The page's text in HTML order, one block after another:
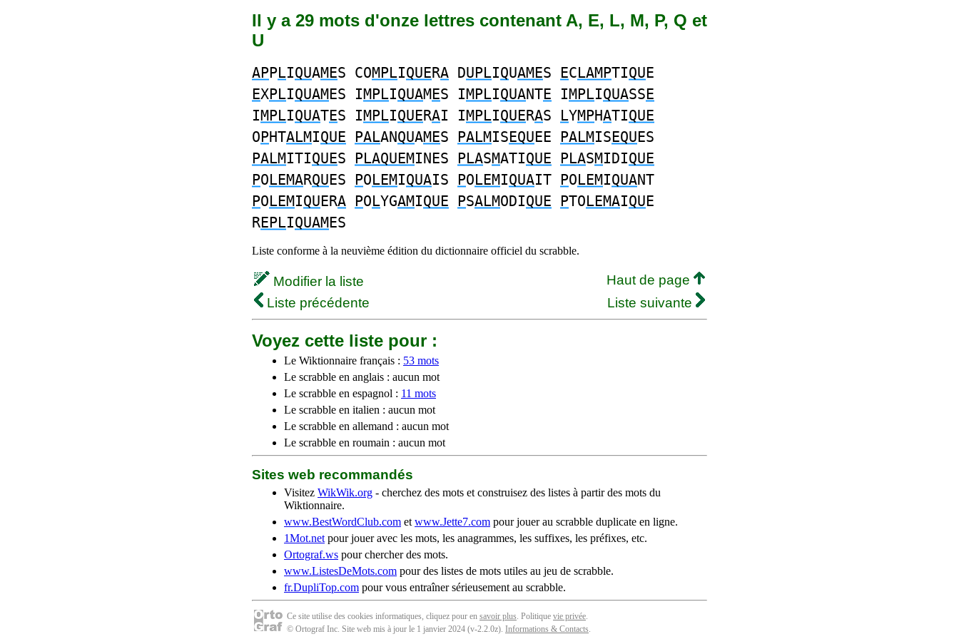
Il y a 29 mots d'onze lettres contenant A, E, L, M, P, Q et
U
APPLIQUAMES COMPLIQUERA DUPLIQUAMES ECLAMPTIQUE
EXPLIQUAMES IMPLIQUAMES IMPLIQUANTE IMPLIQUASSE
IMPLIQUATES IMPLIQUERAI IMPLIQUERAS LYMPHATIQUE
OPHTALMIQUE PALANQUAMES PALMISEQUEE PALMISEQUES
PALMITIQUES PLAQUEMINES PLASMATIQUE PLASMIDIQUE
POLEMARQUES POLEMIQUAIS POLEMIQUAIT POLEMIQUANT
POLEMIQUERA POLYGAMIQUE PSALMODIQUE PTOLEMAIQUE
REPLIQUAMES
Liste conforme à la neuvième édition du dictionnaire officiel du scrabble.
Modifier la liste
Haut de page
Liste précédente
Liste suivante
Voyez cette liste pour :
Le Wiktionnaire français : 53 mots
Le scrabble en anglais : aucun mot
Le scrabble en espagnol : 11 mots
Le scrabble en italien : aucun mot
Le scrabble en allemand : aucun mot
Le scrabble en roumain : aucun mot
Sites web recommandés
Visitez WikWik.org - cherchez des mots et construisez des listes à partir des mots du
Wiktionnaire.
www.BestWordClub.com et www.Jette7.com pour jouer au scrabble duplicate en ligne.
1Mot.net pour jouer avec les mots, les anagrammes, les suffixes, les préfixes, etc.
Ortograf.ws pour chercher des mots.
www.ListesDeMots.com pour des listes de mots utiles au jeu de scrabble.
fr.DupliTop.com pour vous entraîner sérieusement au scrabble.
Ce site utilise des cookies informatiques, cliquez pour en savoir plus. Politique vie privée.
© Ortograf Inc. Site web mis à jour le 1 janvier 2024 (v-2.2.0z). Informations & Contacts.